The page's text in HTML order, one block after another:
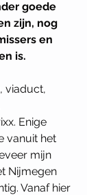
goede
zijn, nog
en
is.
viaduct,
Enige
vanuit het
mijn
Nijmegen
Vanaf hier